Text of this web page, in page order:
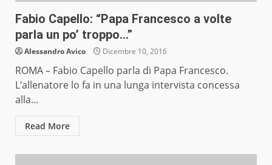
Fabio Capello: “Papa Francesco a volte
parla un po’ troppo…”
Alessandro Avico Dicembre 10, 2016
ROMA – Fabio Capello parla di Papa Francesco.
L’allenatore lo fa in una lunga intervista concessa
alla...
Read More